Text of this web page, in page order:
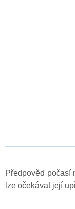
Předpověď počasí
lze očekávat její